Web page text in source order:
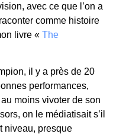
avec ce que l’on a
comme histoire
livre « The
il y a près de 20
performances,
moins vivoter de son
on le médiatisait s’il
niveau, presque